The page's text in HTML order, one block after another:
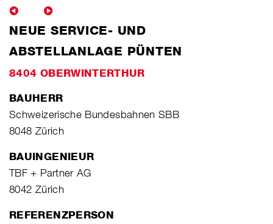
NEUE SERVICE- UND
ABSTELLANLAGE PÜNTEN
8404 OBERWINTERTHUR
BAUHERR
Schweizerische Bundesbahnen SBB
8048 Zürich
BAUINGENIEUR
TBF + Partner AG
8042 Zürich
REFERENZPERSON